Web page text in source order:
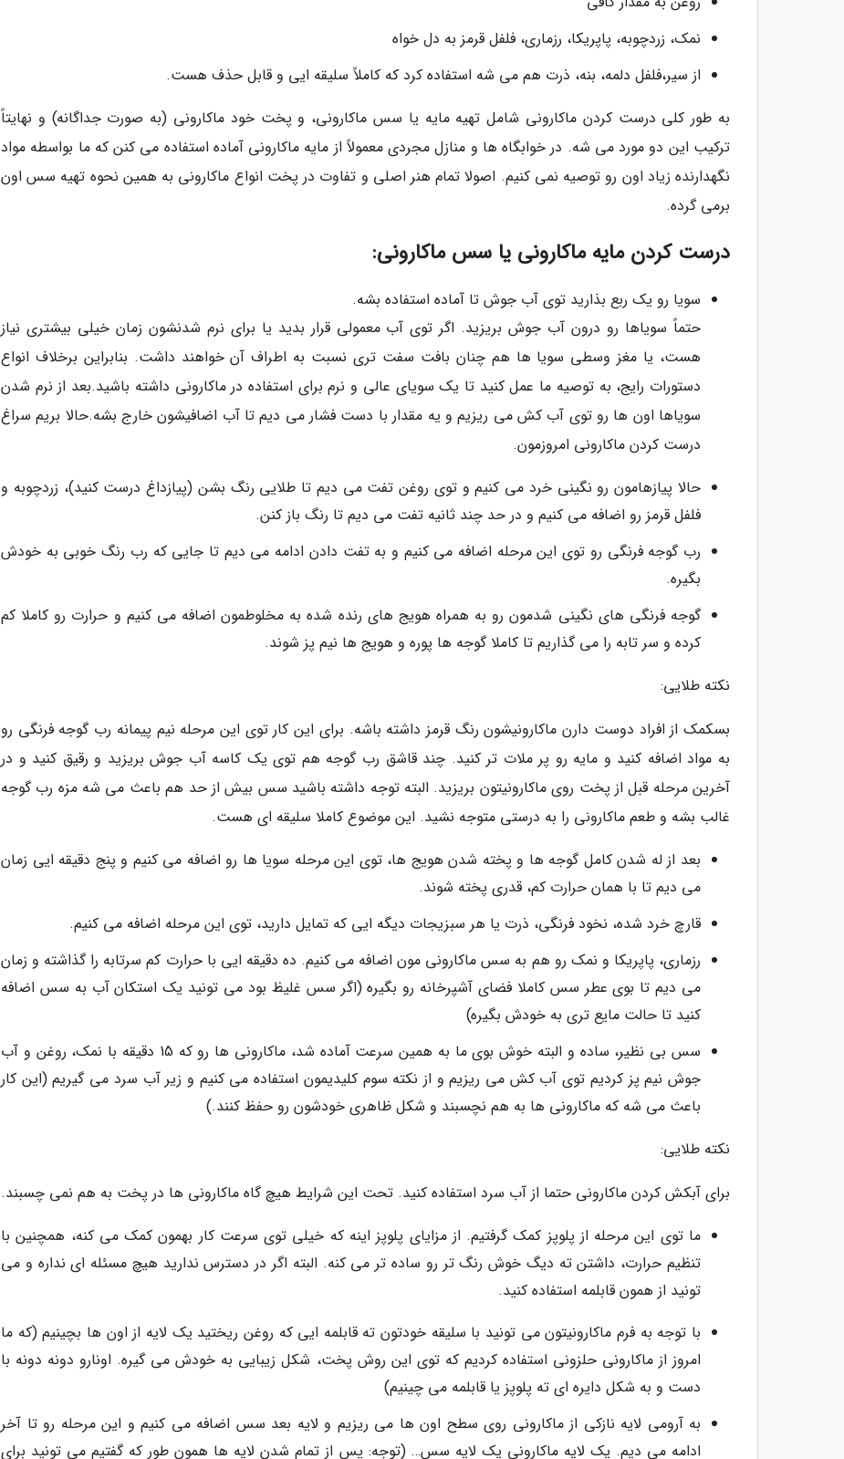
نمک، زردچوبه، پاپریکا، رزماری، فلفل قرمز به دل خواه
از سیر،فلفل دلمه، بنه، ذرت هم می شه استفاده کرد که کاملاً سلیقه ایی و قابل حذف هست.
به طور کلی درست کردن ماکارونی شامل تهیه مایه یا سس ماکارونی، و پخت خود ماکارونی (به صورت جداگانه) و نهایتاً
ترکیب این دو مورد می شه. در خوابگاه ها و منازل مجردی معمولاً از مایه ماکارونی آماده استفاده می کنن که ما بواسطه مواد
نگهدارنده زیاد اون رو توصیه نمی کنیم. اصولا تمام هنر اصلی و تفاوت در پخت انواع ماکارونی به همین نحوه تهیه سس اون
برمی گرده.
درست کردن مایه ماکارونی یا سس ماکارونی:
سویا رو یک ربع بذارید توی آب جوش تا آماده استفاده بشه.
حتماً سویاها رو درون آب جوش بریزید. اگر توی آب معمولی قرار بدید یا برای نرم شدنشون زمان خیلی بیشتری نیاز
هست، یا مغز وسطی سویا ها هم چنان بافت سفت تری نسبت به اطراف آن خواهند داشت. بنابراین برخلاف انواع
دستورات رایج، به توصیه ما عمل کنید تا یک سویای عالی و نرم برای استفاده در ماکارونی داشته باشید.بعد از نرم شدن
سویاها اون ها رو توی آب کش می ریزیم و یه مقدار با دست فشار می دیم تا آب اضافیشون خارج بشه.حالا بریم سراغ
درست کردن ماکارونی امروزمون.
حالا پیازهامون رو نگینی خرد می کنیم و توی روغن تفت می دیم تا طلایی رنگ بشن (پیازداغ درست کنید)، زردچوبه و
فلفل قرمز رو اضافه می کنیم و در حد چند ثانیه تفت می دیم تا رنگ باز کنن.
رب گوجه فرنگی رو توی این مرحله اضافه می کنیم و به تفت دادن ادامه می دیم تا جایی که رب رنگ خوبی به خودش
بگیره.
گوجه فرنگی های نگینی شدمون رو به همراه هویج های رنده شده به مخلوطمون اضافه می کنیم و حرارت رو کاملا کم
کرده و سر تابه را می گذاریم تا کاملا گوجه ها پوره و هویج ها نیم پز شوند.
نکته طلایی:
بسکمک از افراد دوست دارن ماکارونیشون رنگ قرمز داشته باشه. برای این کار توی این مرحله نیم پیمانه رب گوجه فرنگی رو
به مواد اضافه کنید و مایه رو پر ملات تر کنید. چند قاشق رب گوجه هم توی یک کاسه آب جوش بریزید و رقیق کنید و در
آخرین مرحله قبل از پخت روی ماکارونیتون بریزید. البته توجه داشته باشید سس بیش از حد هم باعث می شه مزه رب گوجه
غالب بشه و طعم ماکارونی را به درستی متوجه نشید. این موضوع کاملا سلیقه ای هست.
بعد از له شدن کامل گوجه ها و پخته شدن هویج ها، توی این مرحله سویا ها رو اضافه می کنیم و پنج دقیقه ایی زمان
می دیم تا با همان حرارت کم، قدری پخته شوند.
قارچ خرد شده، نخود فرنگی، ذرت یا هر سبزیجات دیگه ایی که تمایل دارید، توی این مرحله اضافه می کنیم.
رزماری، پاپریکا و نمک رو هم به سس ماکارونی مون اضافه می کنیم. ده دقیقه ایی با حرارت کم سرتابه را گذاشته و زمان
می دیم تا بوی عطر سس کاملا فضای آشپرخانه رو بگیره (اگر سس غلیظ بود می تونید یک استکان آب به سس اضافه
کنید تا حالت مایع تری به خودش بگیره)
سس بی نظیر، ساده و البته خوش بوی ما به همین سرعت آماده شد، ماکارونی ها رو که 15 دقیقه با نمک، روغن و آب
جوش نیم پز کردیم توی آب کش می ریزیم و از نکته سوم کلیدیمون استفاده می کنیم و زیر آب سرد می گیریم (این کار
باعث می شه که ماکارونی ها به هم نچسبند و شکل ظاهری خودشون رو حفظ کنند.)
نکته طلایی:
برای آبکش کردن ماکارونی حتما از آب سرد استفاده کنید. تحت این شرایط هیچ گاه ماکارونی ها در پخت به هم نمی چسبند.
ما توی این مرحله از پلوپز کمک گرفتیم. از مزایای پلوپز اینه که خیلی توی سرعت کار بهمون کمک می کنه، همچنین با
تنظیم حرارت، داشتن ته دیگ خوش رنگ تر رو ساده تر می کنه. البته اگر در دسترس ندارید هیچ مسئله ای نداره و می
تونید از همون قابلمه استفاده کنید.
با توجه به فرم ماکارونیتون می تونید با سلیقه خودتون ته قابلمه ایی که روغن ریختید یک لایه از اون ها بچینیم (که ما
امروز از ماکارونی حلزونی استفاده کردیم که توی این روش پخت، شکل زیبایی به خودش می گیره. اونارو دونه دونه با
دست و به شکل دایره ای ته پلوپز یا قابلمه می چینیم)
به آرومی لایه نازکی از ماکارونی روی سطح اون ها می ریزیم و لایه بعد سس اضافه می کنیم و این مرحله رو تا آخر
ادامه می دیم. یک لایه ماکارونی یک لایه سس… (توجه: پس از تمام شدن لایه ها همون طور که گفتیم می تونید برای